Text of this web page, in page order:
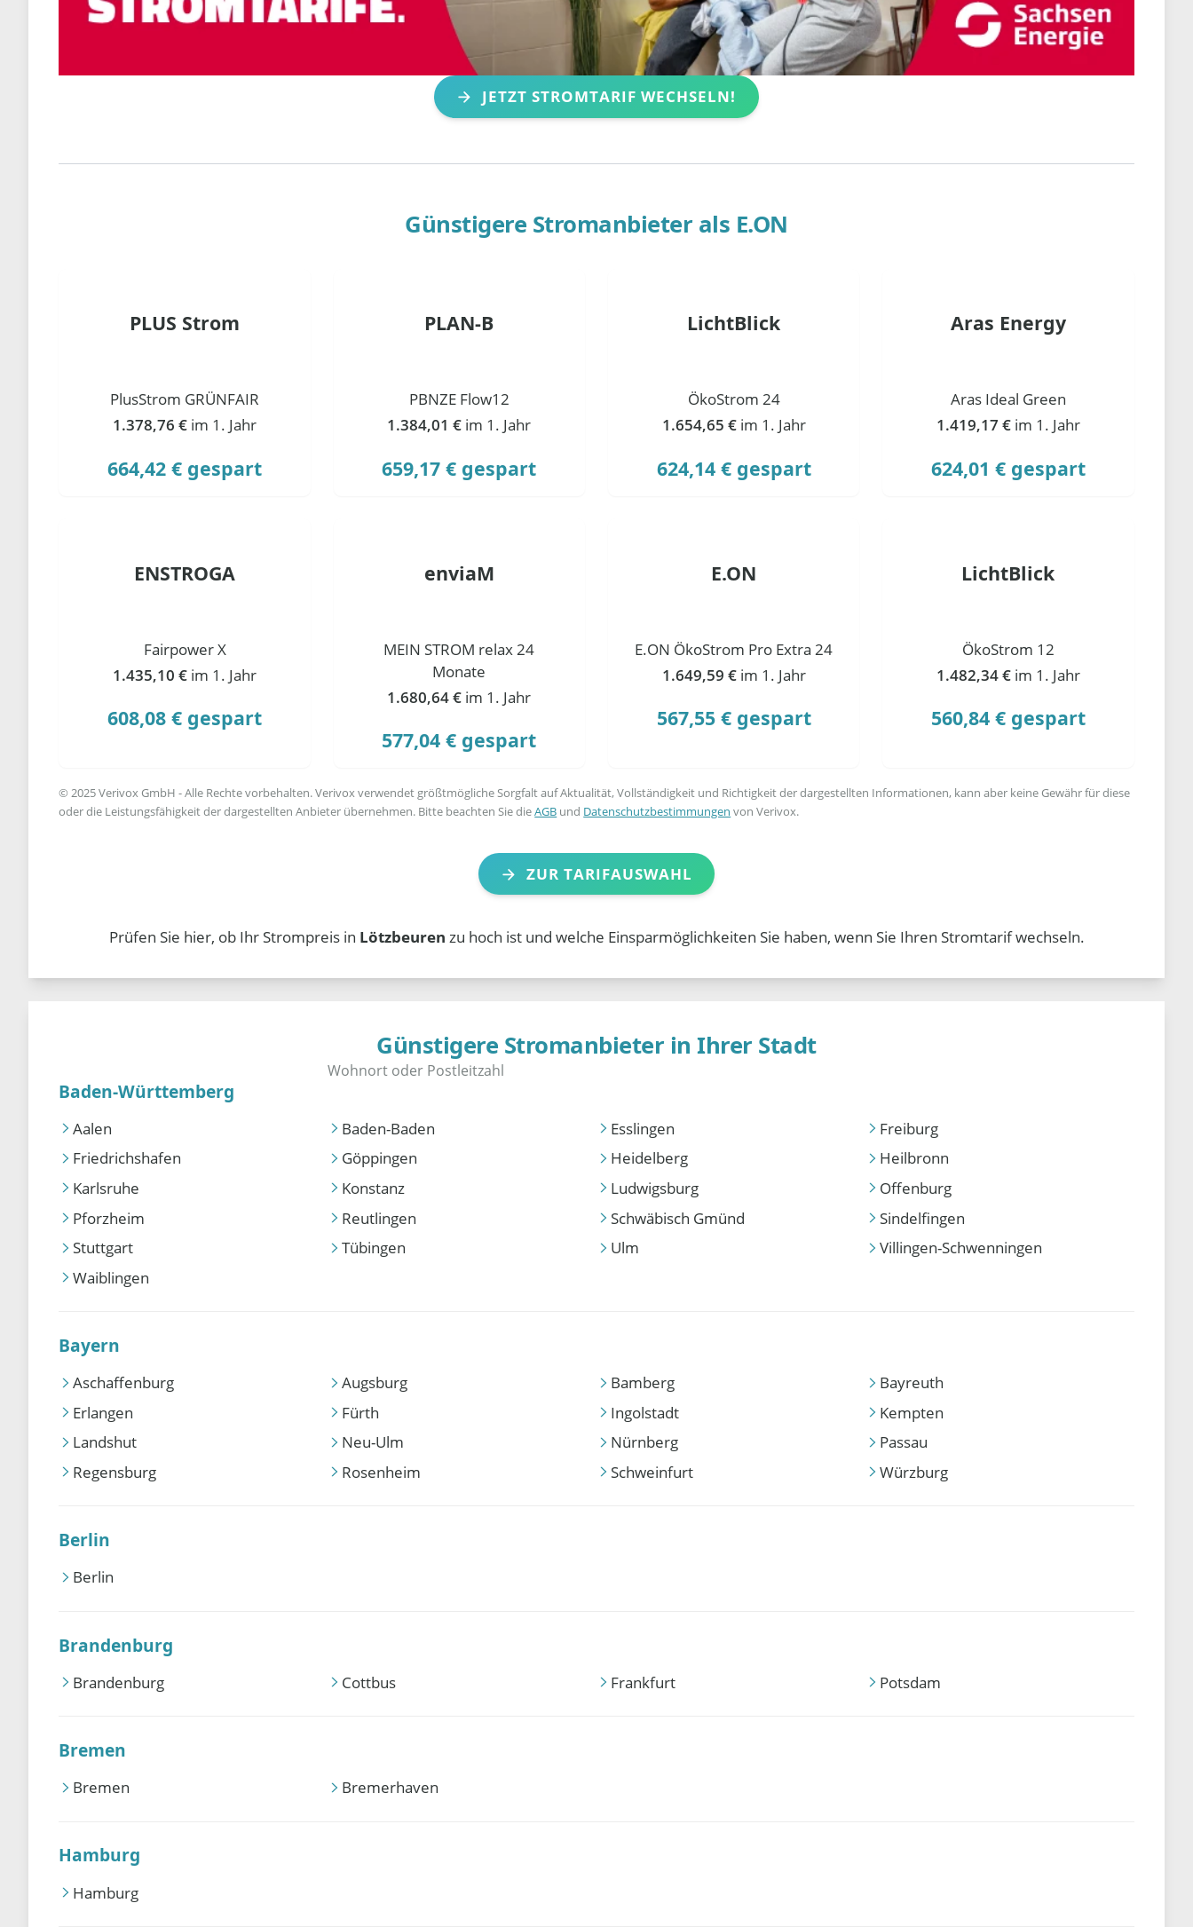
JETZT STROMTARIF WECHSELN!
Günstigere Stromanbieter als E.ON
PLUS Strom
PlusStrom GRÜNFAIR
1.378,76 € im 1. Jahr
664,42 € gespart
PLAN-B
PBNZE Flow12
1.384,01 € im 1. Jahr
659,17 € gespart
LichtBlick
ÖkoStrom 24
1.654,65 € im 1. Jahr
624,14 € gespart
Aras Energy
Aras Ideal Green
1.419,17 € im 1. Jahr
624,01 € gespart
ENSTROGA
Fairpower X
1.435,10 € im 1. Jahr
608,08 € gespart
enviaM
MEIN STROM relax 24
Monate
1.680,64 € im 1. Jahr
577,04 € gespart
E.ON
E.ON ÖkoStrom Pro Extra 24
1.649,59 € im 1. Jahr
567,55 € gespart
LichtBlick
ÖkoStrom 12
1.482,34 € im 1. Jahr
560,84 € gespart
© 2025 Verivox GmbH - Alle Rechte vorbehalten. Verivox verwendet größtmögliche Sorgfalt auf Aktualität, Vollständigkeit und Richtigkeit der dargestellten Informationen, kann aber keine Gewähr für diese
oder die Leistungsfähigkeit der dargestellten Anbieter übernehmen. Bitte beachten Sie dieAGB und Datenschutzbestimmungen von Verivox.
ZUR TARIFAUSWAHL
Prüfen Sie hier, ob Ihr Strompreis in Lötzbeuren zu hoch ist und welche Einsparmöglichkeiten Sie haben, wenn Sie Ihren Stromtarif wechseln.
Günstigere Stromanbieter in Ihrer Stadt
Baden-Württemberg
Aalen Baden-Baden Esslingen
Freiburg
Friedrichshafen
Göppingen Heidelberg
Heilbronn
Karlsruhe
Konstanz Ludwigsburg
Offenburg
Pforzheim
Reutlingen Schwäbisch Gmünd
Sindelfingen
Stuttgart
Tübingen Ulm
Villingen-Schwenningen
Waiblingen
Bayern
Aschaffenburg Augsburg Bamberg
Bayreuth
Erlangen
Fürth Ingolstadt
Kempten
Landshut
Neu-Ulm Nürnberg
Passau
Regensburg
Rosenheim Schweinfurt Würzburg
Berlin
Berlin
Brandenburg
Brandenburg Cottbus Frankfurt Potsdam
Bremen
Bremen Bremerhaven
Hamburg
Hamburg